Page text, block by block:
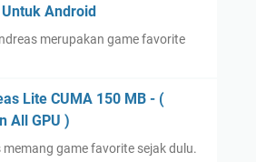
Android
merupakan game favorite
Lite CUMA 150 MB - (
All GPU )
memang game favorite sejak dulu.